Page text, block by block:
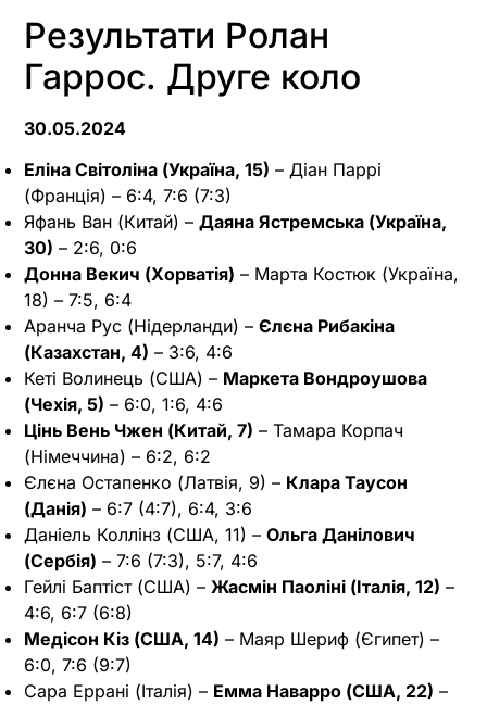
Результати Ролан
Гаррос. Друге коло
30.05.2024
Еліна Світоліна (Україна, 15) – Діан Паррі
(Франція) – 6:4, 7:6 (7:3)
Яфань Ван (Китай) – Даяна Ястремська (Україна,
30) – 2:6, 0:6
Донна Векич (Хорватія) – Марта Костюк (Україна,
18) – 7:5, 6:4
Аранча Рус (Нідерланди) – Єлєна Рибакіна
(Казахстан, 4) – 3:6, 4:6
Кеті Волинець (США) – Маркета Вондроушова
(Чехія, 5) – 6:0, 1:6, 4:6
Цінь Вень Чжен (Китай, 7) – Тамара Корпач
(Німеччина) – 6:2, 6:2
Єлєна Остапенко (Латвія, 9) – Клара Таусон
(Данія) – 6:7 (4:7), 6:4, 3:6
Даніель Коллінз (США, 11) – Ольга Данілович
(Сербія) – 7:6 (7:3), 5:7, 4:6
Гейлі Баптіст (США) – Жасмін Паоліні (Італія, 12) –
4:6, 6:7 (6:8)
Медісон Кіз (США, 14) – Маяр Шериф (Єгипет) –
6:0, 7:6 (9:7)
Сара Еррані (Італія) – Емма Наварро (США, 22) –